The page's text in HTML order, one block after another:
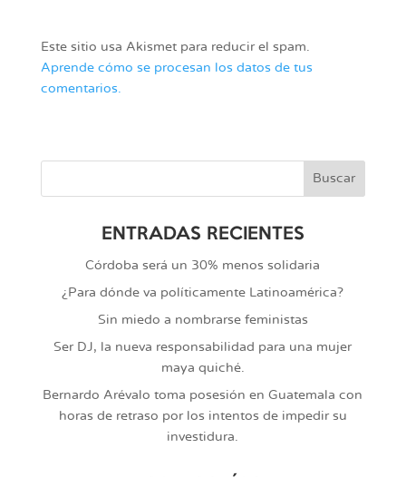
Este sitio usa Akismet para reducir el spam.
Aprende cómo se procesan los datos de tus
comentarios.
ENTRADAS RECIENTES
Córdoba será un 30% menos solidaria
¿Para dónde va políticamente Latinoamérica?
Sin miedo a nombrarse feministas
Ser DJ, la nueva responsabilidad para una mujer
maya quiché.
Bernardo Arévalo toma posesión en Guatemala con
horas de retraso por los intentos de impedir su
investidura.